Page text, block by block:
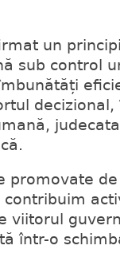
un
sub control
decizional,
promovate
contribuim
viitorul
într-o